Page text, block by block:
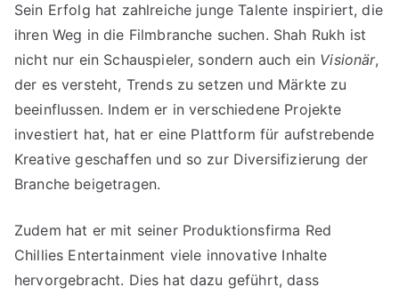
Sein Erfolg hat zahlreiche junge Talente inspiriert, die
ihren Weg in die Filmbranche suchen. Shah Rukh ist
nicht nur ein Schauspieler, sondern auch ein Visionär,
der es versteht, Trends zu setzen und Märkte zu
beeinflussen. Indem er in verschiedene Projekte
investiert hat, hat er eine Plattform für aufstrebende
Kreative geschaffen und so zur Diversifizierung der
Branche beigetragen.
Zudem hat er mit seiner Produktionsfirma Red
Chillies Entertainment viele innovative Inhalte
hervorgebracht. Dies hat dazu geführt, dass